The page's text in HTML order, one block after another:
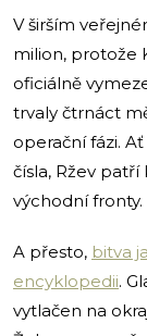
V širším
milion, protože
oficiálně
trvaly čtrnáct
operační fázi.
čísla, Ržev
východní fronty.
A přesto, bitva
encyklopedii.
vytlačen na